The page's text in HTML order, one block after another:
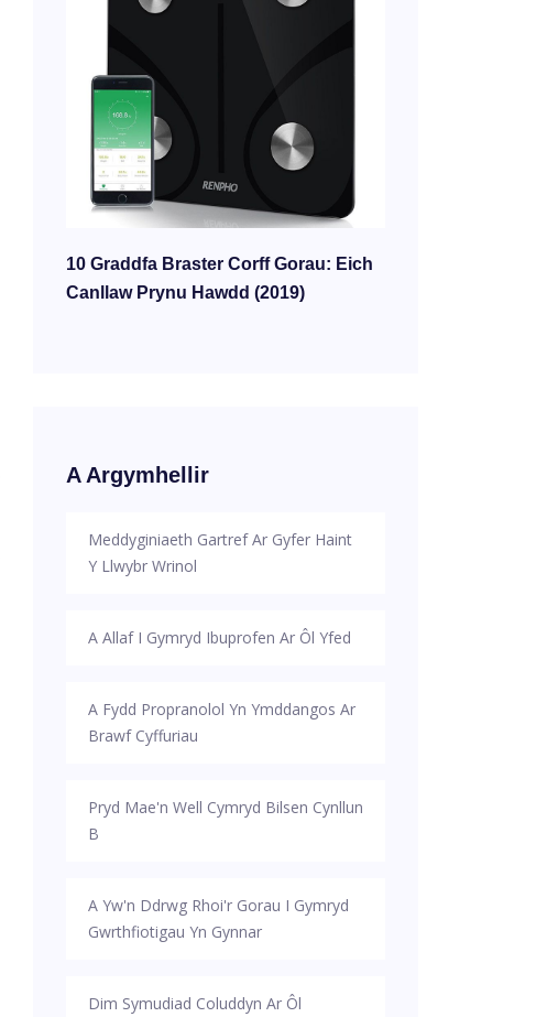
10 Graddfa Braster Corff Gorau: Eich
Canllaw Prynu Hawdd (2019)
A Argymhellir
Meddyginiaeth Gartref Ar Gyfer Haint
Y Llwybr Wrinol
A Allaf I Gymryd Ibuprofen Ar Ôl Yfed
A Fydd Propranolol Yn Ymddangos Ar
Brawf Cyffuriau
Pryd Mae'n Well Cymryd Bilsen Cynllun
B
A Yw'n Ddrwg Rhoi'r Gorau I Gymryd
Gwrthfiotigau Yn Gynnar
Dim Symudiad Coluddyn Ar Ôl